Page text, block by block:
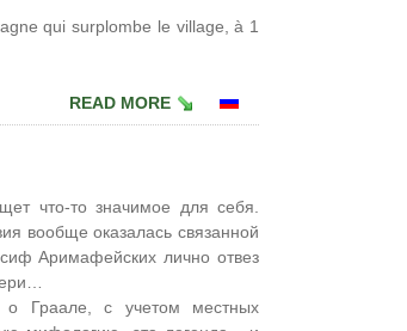
qui surplombe le village, à 1
READ MORE
что-то значимое для себя.
вообще оказалась связанной
Аримафейских лично отвез
о Граале, с учетом местных